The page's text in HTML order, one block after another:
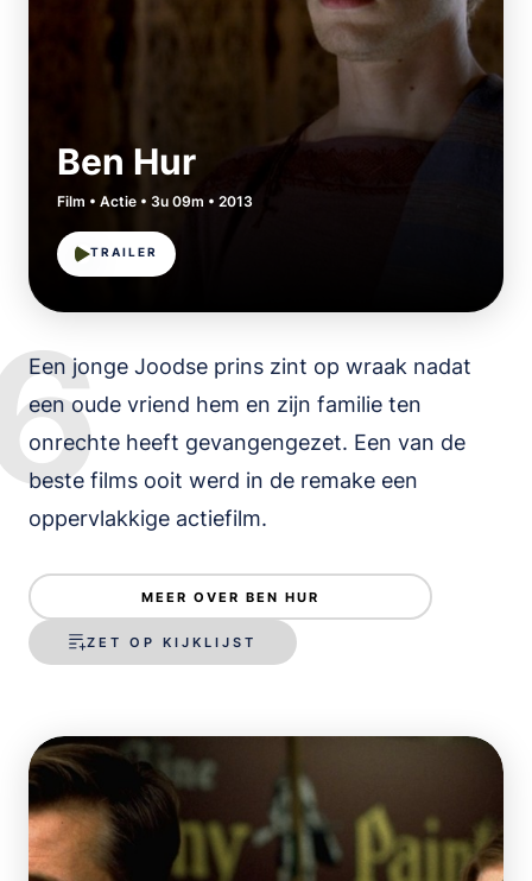
Ben Hur
Film • Actie • 3u 09m • 2013
TRAILER
Een jonge Joodse prins zint op wraak nadat
een oude vriend hem en zijn familie ten
onrechte heeft gevangengezet. Een van de
beste films ooit werd in de remake een
oppervlakkige actiefilm.
MEER OVER BEN HUR
ZET OP KIJKLIJST